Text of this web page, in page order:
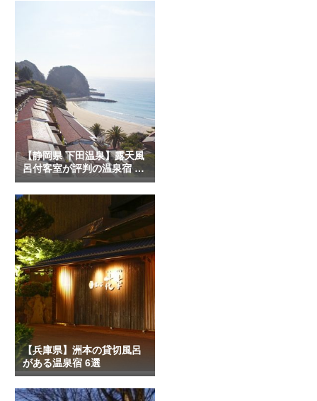
【静岡県 下田温泉】露天風
呂付客室が評判の温泉宿 8
選
【兵庫県】洲本の貸切風呂
がある温泉宿 6選